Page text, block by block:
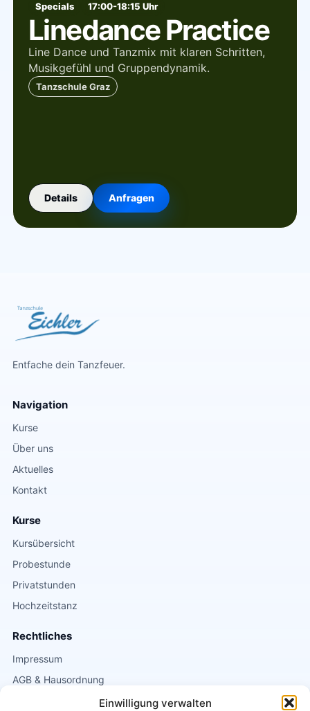
Einwilligung verwalten
Specials 17:00-18:15 Uhr
Linedance Practice
Line Dance und Tanzmix mit klaren Schritten,
Musikgefühl und Gruppendynamik.
Tanzschule Graz
Details Anfragen
Entfache dein Tanzfeuer.
Navigation
Kurse
Über uns
Aktuelles
Kontakt
Kurse
Kursübersicht
Probestunde
Privatstunden
Hochzeitstanz
Rechtliches
Impressum
AGB & Hausordnung